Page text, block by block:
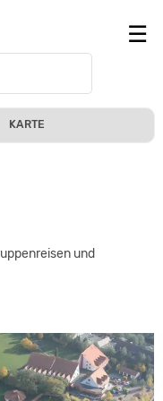
KARTE
und